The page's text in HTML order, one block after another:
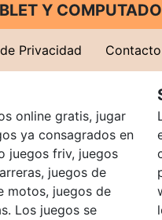
Y
Privacidad Contacto
online gratis, jugar
ya consagrados en
juegos friv, juegos
juegos de
motos, juegos de
Los juegos se